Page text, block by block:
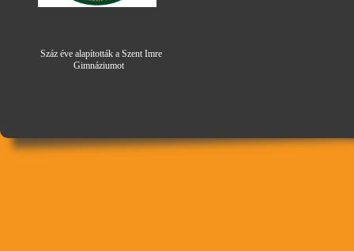
Száz éve alapították a Szent Imre
Gimnáziumot